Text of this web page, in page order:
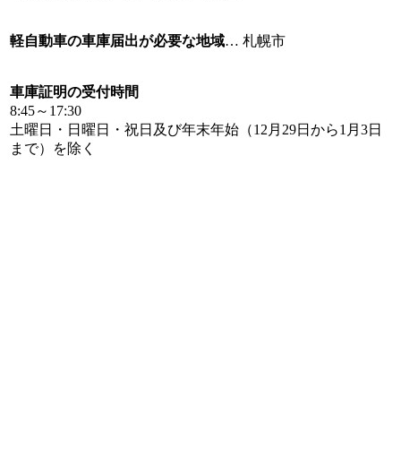
軽自動車の車庫届出が必要な地域… 札幌市
車庫証明の受付時間
8:45～17:30
土曜日・日曜日・祝日及び年末年始（12月29日から1月3日
まで）を除く